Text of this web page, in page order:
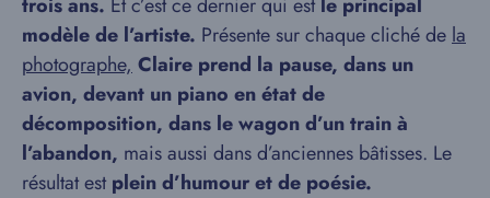
modèle de l’artiste. Présente sur chaque cliché de la
photographe, Claire prend la pause, dans un
avion, devant un piano en état de
décomposition, dans le wagon d’un train à
l’abandon, mais aussi dans d’anciennes bâtisses. Le
résultat estplein d’humour et de poésie.